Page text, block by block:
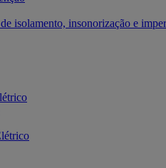
isolamento, insonorização e